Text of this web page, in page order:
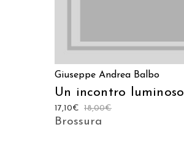
Giuseppe Andrea Balbo
Un incontro luminoso
18,00€
17,10€
Brossura